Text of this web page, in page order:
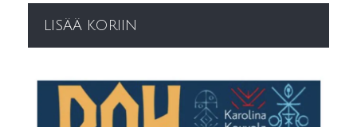
LISÄÄ KORIIN